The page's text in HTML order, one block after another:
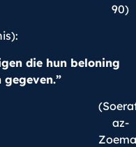
90)
die hun beloning
az-